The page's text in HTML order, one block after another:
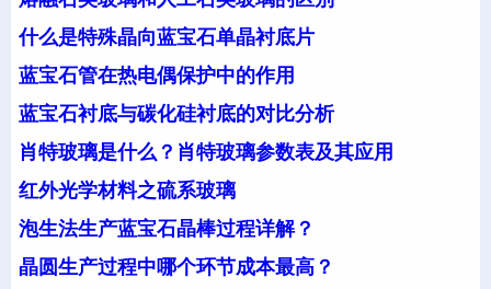
什么是特殊晶向蓝宝石单晶衬底片
蓝宝石管在热电偶保护中的作用
蓝宝石衬底与碳化硅衬底的对比分析
肖特玻璃是什么？肖特玻璃参数表及其应用
红外光学材料之硫系玻璃
泡生法生产蓝宝石晶棒过程详解？
晶圆生产过程中哪个环节成本最高？